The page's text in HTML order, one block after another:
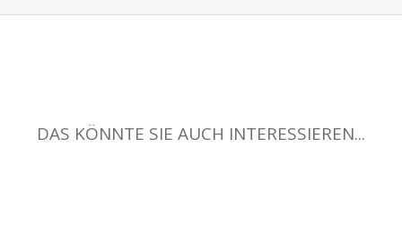
DAS KÖNNTE SIE AUCH INTERESSIEREN...